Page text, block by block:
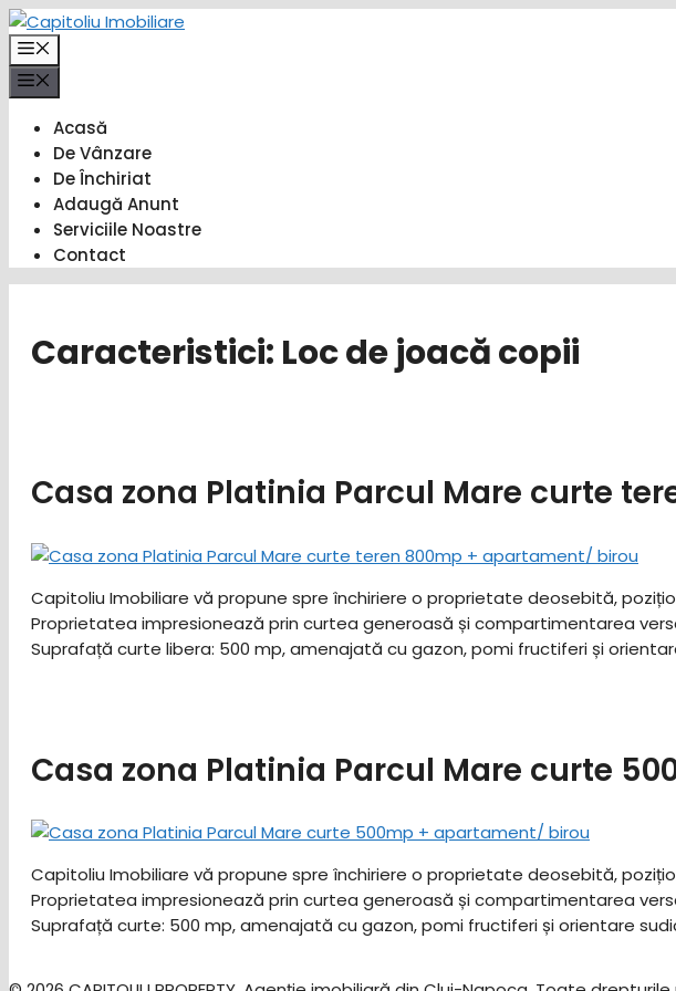
Sari
la
conținut
Acasă
De Vânzare
De Închiriat
Adaugă Anunt
Serviciile Noastre
Contact
Caracteristici: Loc de joacă copii
Casa zona Platinia Parcul Mare curte
Capitoliu Imobiliare vă propune spre închiriere o proprietate deosebită,
Proprietatea impresionează prin curtea generoasă și compartimentarea
Suprafață curte libera: 500 mp, amenajată cu gazon, pomi fructiferi și
Casa zona Platinia Parcul Mare curte
Capitoliu Imobiliare vă propune spre închiriere o proprietate deosebită,
Proprietatea impresionează prin curtea generoasă și compartimentarea
Suprafață curte: 500 mp, amenajată cu gazon, pomi fructiferi și orientare